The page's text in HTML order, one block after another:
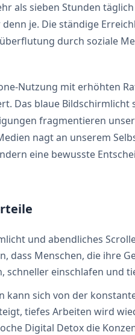
als sieben Stunden
je. Die ständige
durch soziale
Nutzung mit erhöhten
Das blaue Bildschirmlicht
fragmentieren
nagt an unserem
eine bewusste
und abendliches
dass Menschen, die ihre
schneller einschlafen und
kann sich von der
tiefes Arbeiten wird
Digital Detox die